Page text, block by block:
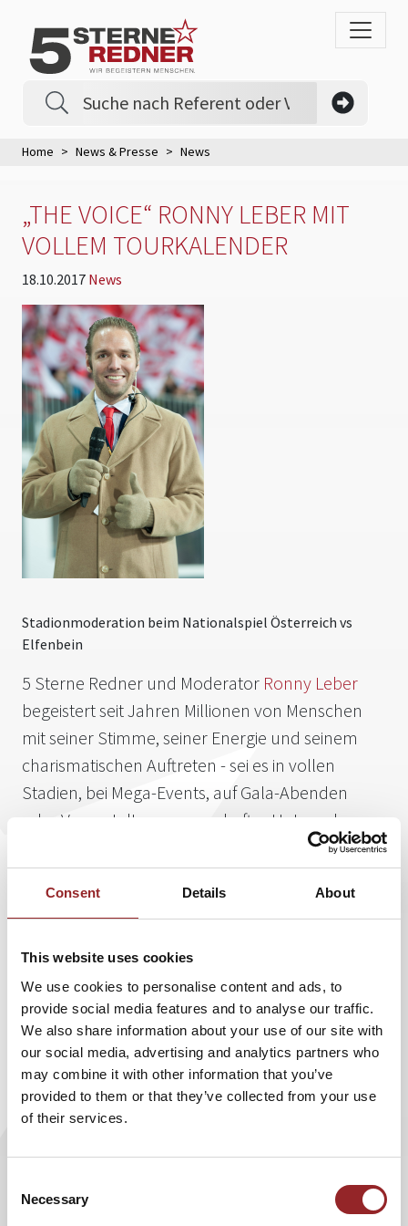
Consent Details About
This website uses cookies
We use cookies to personalise content and ads, to
provide social media features and to analyse our traffic.
We also share information about your use of our site with
our social media, advertising and analytics partners who
may combine it with other information that you’ve
provided to them or that they’ve collected from your use
of their services.
Selection
Necessary
Home News & Presse News
„THE VOICE“ RONNY LEBER MIT
VOLLEM TOURKALENDER
18.10.2017 News
Stadionmoderation beim Nationalspiel Österreich vs
Elfenbein
5 Sterne Redner und Moderator Ronny Leber
begeistert seit Jahren Millionen von Menschen
mit seiner Stimme, seiner Energie und seinem
charismatischen Auftreten - sei es in vollen
Stadien, bei Mega-Events, auf Gala-Abenden
oder Veranstaltungen namhafter Unternehmen.
Sein Terminkalender ist voll, denn seit Wochen
befindet sich der sympathische Österreicher auf
Tour durch den deutschsprachigen Raum.
markanten Stimme sorgt er für gute Laune und
Stadionatmosphäre.
So moderierte Ronny Leber im September gemeinsam mit
Julia Furdea - Miss Austria 2014 - für Österreichs größten
Mobilfunkanbieter A1 den „A1 Team Triathlon“ am Ausee
Unternehmensevent „25 Jahre
Bundesimmobiliengesellschaft in Wien am neuen
Standort am Wiener Prater auf der Bühne. Neben vielen